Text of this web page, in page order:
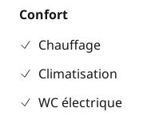
Confort
Chauffage
Climatisation
WC électrique